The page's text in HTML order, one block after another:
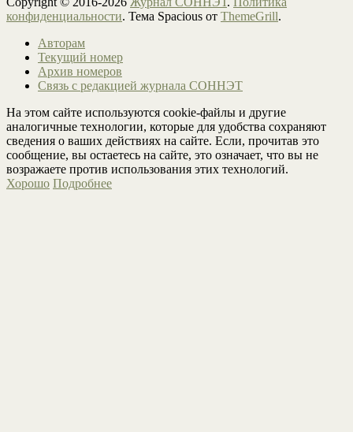
конфиденциальности. Тема Spacious от ThemeGrill.
Авторам
Текущий номер
Архив номеров
Связь с редакцией журнала СОННЭТ
На этом сайте используются cookie-файлы и другие
аналогичные технологии, которые для удобства сохраняют
сведения о ваших действиях на сайте. Если, прочитав это
сообщение, вы остаетесь на сайте, это означает, что вы не
возражаете против использования этих технологий.
Хорошо Подробнее